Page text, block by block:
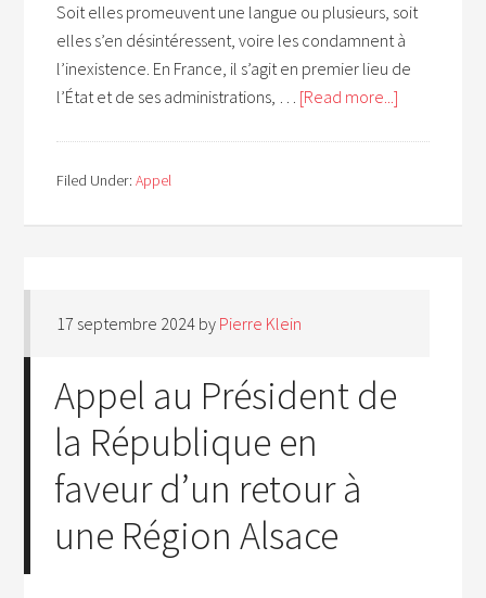
Soit elles promeuvent une langue ou plusieurs, soit
elles s’en désintéressent, voire les condamnent à
l’inexistence. En France, il s’agit en premier lieu de
l’État et de ses administrations, … [Read more...]
Filed Under:Appel
17 septembre 2024 by Pierre Klein
Appel au Président de
la République en
faveur d’un retour à
une Région Alsace